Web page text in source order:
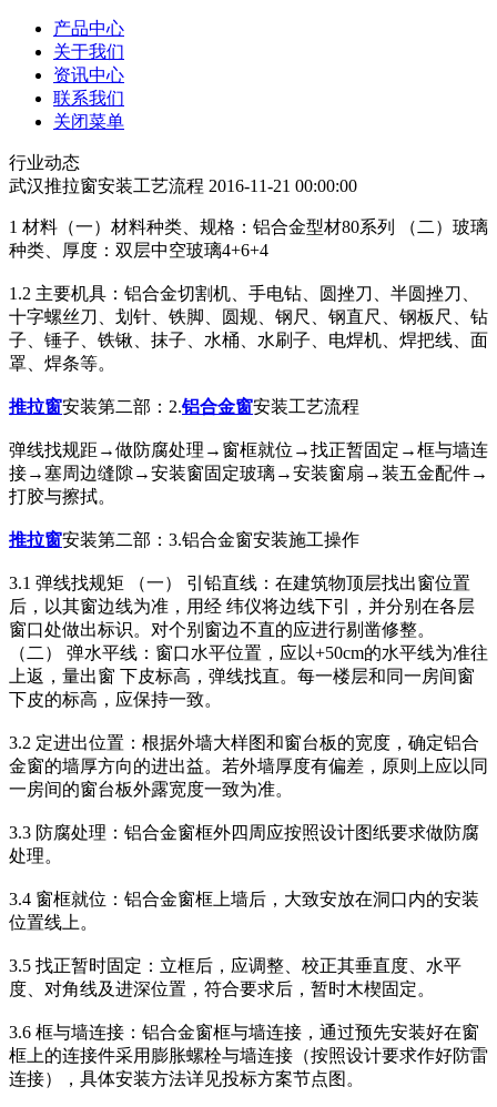
产品中心
关于我们
资讯中心
联系我们
关闭菜单
行业动态
武汉推拉窗安装工艺流程 2016-11-21 00:00:00
1 材料（一）材料种类、规格：铝合金型材80系列 （二）玻璃
种类、厚度：双层中空玻璃4+6+4
1.2 主要机具：铝合金切割机、手电钻、圆挫刀、半圆挫刀、
十字螺丝刀、划针、铁脚、圆规、钢尺、钢直尺、钢板尺、钻
子、锤子、铁锹、抹子、水桶、水刷子、电焊机、焊把线、面
罩、焊条等。
推拉窗安装第二部：2.铝合金窗安装工艺流程
弹线找规距→做防腐处理→窗框就位→找正暂固定→框与墙连
接→塞周边缝隙→安装窗固定玻璃→安装窗扇→装五金配件→
打胶与擦拭。
推拉窗安装第二部：3.铝合金窗安装施工操作
3.1 弹线找规矩 （一） 引铅直线：在建筑物顶层找出窗位置
后，以其窗边线为准，用经 纬仪将边线下引，并分别在各层
窗口处做出标识。对个别窗边不直的应进行剔凿修整。
（二） 弹水平线：窗口水平位置，应以+50cm的水平线为准往
上返，量出窗 下皮标高，弹线找直。每一楼层和同一房间窗
下皮的标高，应保持一致。
3.2 定进出位置：根据外墙大样图和窗台板的宽度，确定铝合
金窗的墙厚方向的进出益。若外墙厚度有偏差，原则上应以同
一房间的窗台板外露宽度一致为准。
3.3 防腐处理：铝合金窗框外四周应按照设计图纸要求做防腐
处理。
3.4 窗框就位：铝合金窗框上墙后，大致安放在洞口内的安装
位置线上。
3.5 找正暂时固定：立框后，应调整、校正其垂直度、水平
度、对角线及进深位置，符合要求后，暂时木楔固定。
3.6 框与墙连接：铝合金窗框与墙连接，通过预先安装好在窗
框上的连接件采用膨胀螺栓与墙连接（按照设计要求作好防雷
连接），具体安装方法详见投标方案节点图。